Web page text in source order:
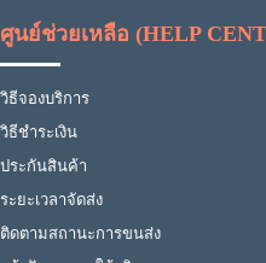
ศูนย์ช่วยเหลือ (HELP
วิธีจองบริการ
วิธีชำระเงิน
ประกันสินค้า
ระยะเวลาจัดส่ง
ติดตามสถานะการขนส่ง